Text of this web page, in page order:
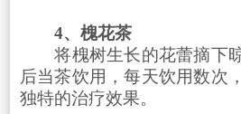
4、槐花茶
将槐树生长的花蕾摘下
后当茶饮用，每天饮用数次
独特的治疗效果。